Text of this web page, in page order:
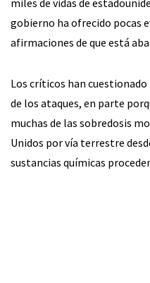
miles de vidas de
gobierno ha ofrecido pocas
afirmaciones de que está
Los críticos han
de los ataques, en parte
muchas de las sobredosis
Unidos por vía terrestre
sustancias químicas